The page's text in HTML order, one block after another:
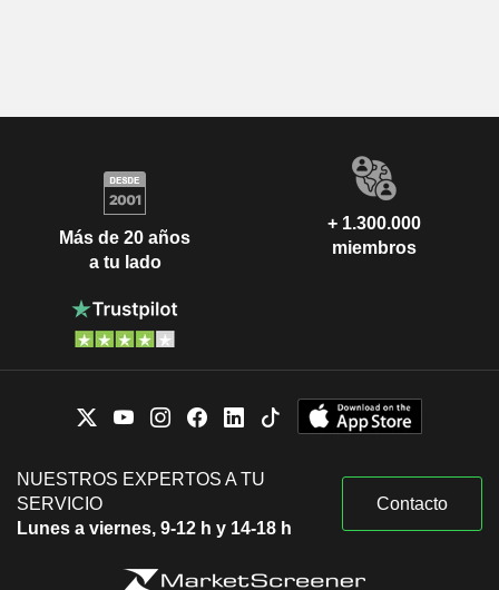
Más de 20 años
a tu lado
+ 1.300.000
miembros
NUESTROS EXPERTOS A TU
SERVICIO
Lunes a viernes, 9-12 h y 14-18 h
Contacto